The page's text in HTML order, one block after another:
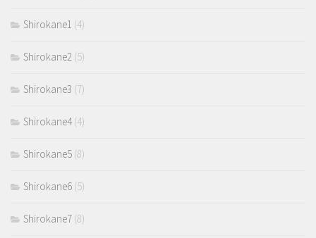
Shirokane1 (4)
Shirokane2 (5)
Shirokane3 (7)
Shirokane4(4)
Shirokane5 (8)
Shirokane6 (5)
Shirokane7 (8)